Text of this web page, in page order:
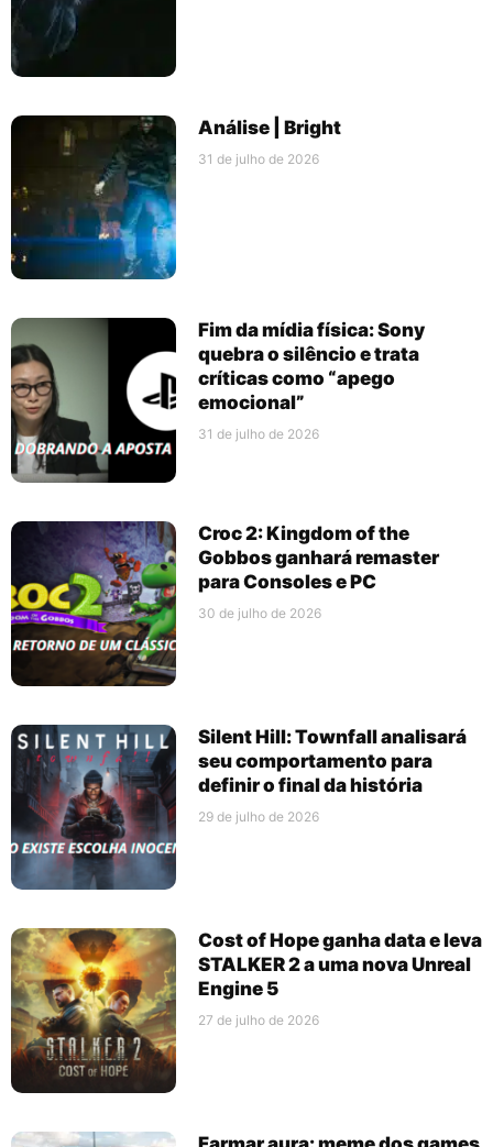
Análise | Bright
31 de julho de 2026
Fim da mídia física: Sony
quebra o silêncio e trata
críticas como “apego
emocional”
31 de julho de 2026
Croc 2: Kingdom of the
Gobbos ganhará remaster
para Consoles e PC
30 de julho de 2026
Silent Hill: Townfall analisará
seu comportamento para
definir o final da história
29 de julho de 2026
Cost of Hope ganha data e leva
STALKER 2 a uma nova Unreal
Engine 5
27 de julho de 2026